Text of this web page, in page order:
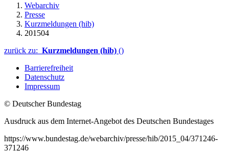
Webarchiv
Presse
Kurzmeldungen (hib)
201504
zurück zu: Kurzmeldungen (hib) ()
Barrierefreiheit
Datenschutz
Impressum
© Deutscher Bundestag
Ausdruck aus dem Internet-Angebot des Deutschen Bundestages
https://www.bundestag.de/webarchiv/presse/hib/2015_04/371246-
371246